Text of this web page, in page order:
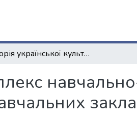
Історія української культури. Комплекс навчально-методичних матеріалів для студентів вищих навчальних закладів усіх спеціальностей